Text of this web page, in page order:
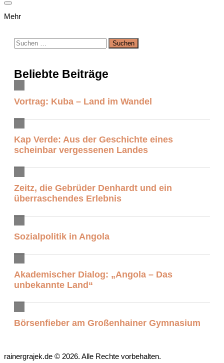
Mehr
Suchen
nach:
Beliebte Beiträge
Vortrag: Kuba – Land im Wandel
Kap Verde: Aus der Geschichte eines
scheinbar vergessenen Landes
Zeitz, die Gebrüder Denhardt und ein
überraschendes Erlebnis
Sozialpolitik in Angola
Akademischer Dialog: „Angola – Das
unbekannte Land“
Börsenfieber am Großenhainer Gymnasium
rainergrajek.de © 2026. Alle Rechte vorbehalten.